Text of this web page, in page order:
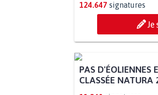
124.647 signatures
Je
PAS D'ÉOLIENNES
CLASSÉE NATURA